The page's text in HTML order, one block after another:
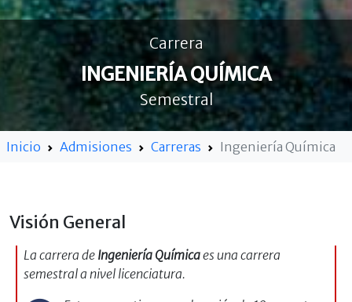
Carrera
INGENIERÍA QUÍMICA
Semestral
Inicio Admisiones Carreras Ingeniería Química
Visión General
La carrera de Ingeniería Químicaes una carrera
semestral a nivel licenciatura.